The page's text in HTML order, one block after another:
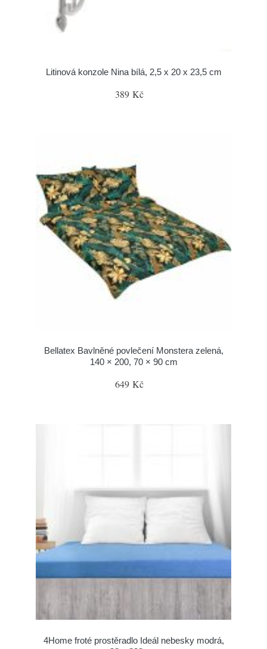
Litinová konzole Nina bílá, 2,5 x 20 x 23,5 cm
389 Kč
Bellatex Bavlněné povlečení Monstera zelená,
140 × 200, 70 × 90 cm
649 Kč
4Home froté prostěradlo Ideál nebesky modrá,